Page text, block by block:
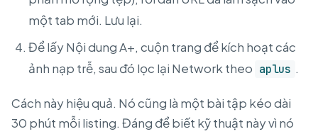
một tab mới. Lưu lại.
Để lấy Nội dung A+, cuộn trang để kích hoạt các
ảnh nạp trễ, sau đó lọc lại Network theo aplus .
Cách này hiệu quả. Nó cũng là một bài tập kéo dài
30 phút mỗi listing. Đáng để biết kỹ thuật này vì nó